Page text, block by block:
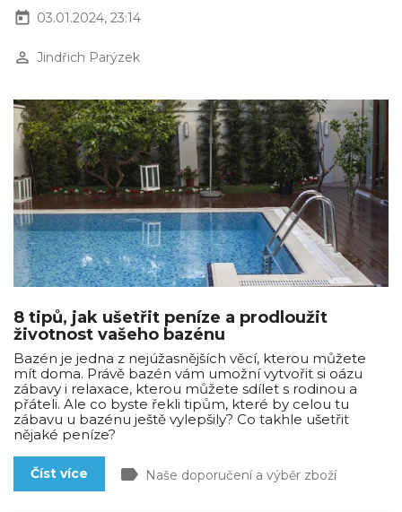
today 03.01.2024, 23:14
perm_identity Jindřich Parýzek
8 tipů, jak ušetřit peníze a prodloužit
životnost vašeho bazénu
Bazén je jedna z nejúžasnějších věcí, kterou můžete
mít doma. Právě bazén vám umožní vytvořit si oázu
zábavy i relaxace, kterou můžete sdílet s rodinou a
přáteli. Ale co byste řekli tipům, které by celou tu
zábavu u bazénu ještě vylepšily? Co takhle ušetřit
nějaké peníze?
Číst více label Naše doporučení a výběr zboží